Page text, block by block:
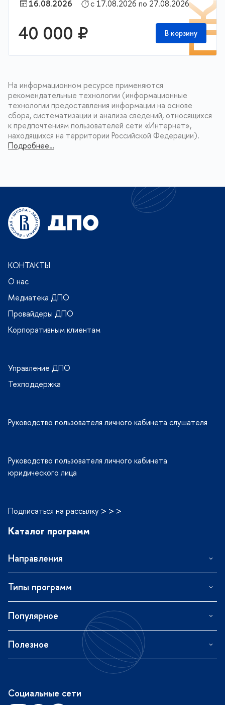
16.08.2026
с 17.08.2026 по 27.08.2026
40 000 ₽ В корзину
На информационном ресурсе применяются
рекомендательные технологии (информационные
технологии предоставления информации на основе
сбора, систематизации и анализа сведений, относящихся
к предпочтениям пользователей сети «Интернет»,
находящихся на территории Российской Федерации).
Подробнее…
КОНТАКТЫ
О нас
Медиатека ДПО
Провайдеры ДПО
Корпоративным клиентам
Управление ДПО
Техподдержка
Руководство пользователя личного кабинета слушателя
Руководство пользователя личного кабинета
юридического лица
Подписаться на рассылку > > >
Каталог программ
Направления
Типы программ
Популярное
Полезное
Социальные сети